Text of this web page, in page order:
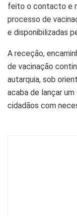
feito o contacto e
processo de
e disponibilizadas
A receção,
de vacinação
autarquia, sob
acaba de lançar
cidadãos com